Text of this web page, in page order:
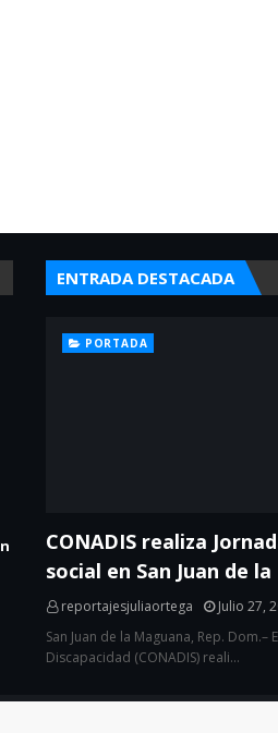
ENTRADA DESTACADA
PORTADA
CONADIS realiza
social en San Juan de
reportajesjuliaortega
Julio 27,
San Juan de la Maguana, Rep. Dom.–
Discapacidad (CONADIS) reali…